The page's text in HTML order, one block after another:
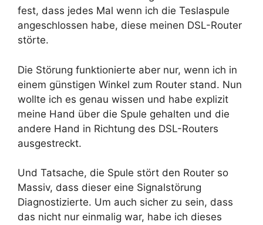
fest, dass jedes Mal wenn ich die Teslaspule
angeschlossen habe, diese meinen DSL-Router
störte.
Die Störung funktionierte aber nur, wenn ich in
einem günstigen Winkel zum Router stand. Nun
wollte ich es genau wissen und habe explizit
meine Hand über die Spule gehalten und die
andere Hand in Richtung des DSL-Routers
ausgestreckt.
Und Tatsache, die Spule stört den Router so
Massiv, dass dieser eine Signalstörung
Diagnostizierte. Um auch sicher zu sein, dass
das nicht nur einmalig war, habe ich dieses